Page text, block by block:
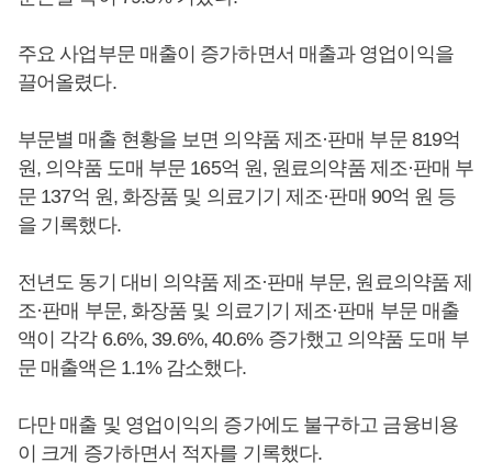
주요 사업부문 매출이 증가하면서 매출과 영업이익을
끌어올렸다.
부문별 매출 현황을 보면 의약품 제조·판매 부문 819억
원, 의약품 도매 부문 165억 원, 원료의약품 제조·판매 부
문 137억 원, 화장품 및 의료기기 제조·판매 90억 원 등
을 기록했다.
전년도 동기 대비 의약품 제조·판매 부문, 원료의약품 제
조·판매 부문, 화장품 및 의료기기 제조·판매 부문 매출
액이 각각 6.6%, 39.6%, 40.6% 증가했고 의약품 도매 부
문 매출액은 1.1% 감소했다.
다만 매출 및 영업이익의 증가에도 불구하고 금융비용
이 크게 증가하면서 적자를 기록했다.